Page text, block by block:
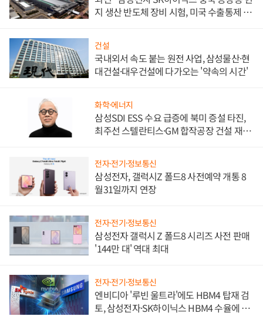
지 생산 반도체 장비 시험, 미국 수출통제 대
건설
국내외서 속도 붙는 원전 사업, 삼성물산·현
대건설·대우건설에 다가오는 '약속의 시간'
화학·에너지
삼성SDI ESS 수요 급증에 북미 증설 타진,
최주선 스텔란티스·GM 합작공장 건설 재추
전자·전기·정보통신
삼성전자, 갤럭시Z 폴드8 사전예약 개통 8
월31일까지 연장
전자·전기·정보통신
삼성전자 갤럭시 Z 폴드8 시리즈 사전 판매
'144만 대' 역대 최대
전자·전기·정보통신
엔비디아 '루빈 울트라'에도 HBM4 탑재 검
토, 삼성전자·SK하이닉스 HBM4 수율에 주